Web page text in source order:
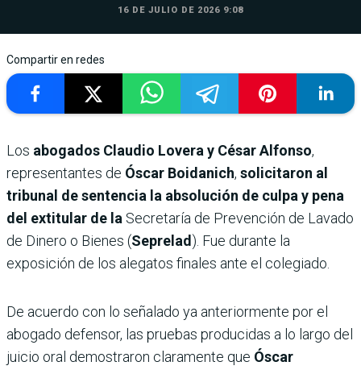
16 DE JULIO DE 2026 9:08
Compartir en redes
Los abogados Claudio Lovera y César Alfonso,
representantes de Óscar Boidanich, solicitaron al
tribunal de sentencia la absolución de culpa y pena
del extitular de la Secretaría de Prevención de Lavado
de Dinero o Bienes (Seprelad ). Fue durante la
exposición de los alegatos finales ante el colegiado.
De acuerdo con lo señalado ya anteriormente por el
abogado defensor, las pruebas producidas a lo largo del
juicio oral demostraron claramente que Óscar